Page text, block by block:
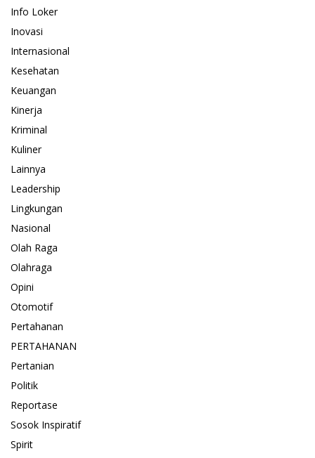
Info Loker
Inovasi
Internasional
Kesehatan
Keuangan
Kinerja
Kriminal
Kuliner
Lainnya
Leadership
Lingkungan
Nasional
Olah Raga
Olahraga
Opini
Otomotif
Pertahanan
PERTAHANAN
Pertanian
Politik
Reportase
Sosok Inspiratif
Spirit